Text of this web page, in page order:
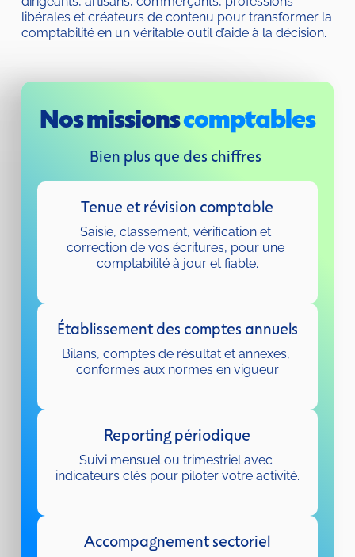
libérales et créateurs de contenu pour transformer la
comptabilité en un véritable outil d’aide à la décision.
Nos missions comptables
Bien plus que des chiffres
Tenue et révision comptable
Saisie, classement, vérification et
correction de vos écritures, pour une
comptabilité à jour et fiable.
Établissement des comptes annuels
Bilans, comptes de résultat et annexes,
conformes aux normes en vigueur
Reporting périodique
Suivi mensuel ou trimestriel avec
indicateurs clés pour piloter votre activité.
Accompagnement sectoriel